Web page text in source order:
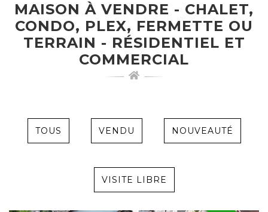
MAISON À VENDRE - CHALET,
CONDO, PLEX, FERMETTE OU
TERRAIN - RÉSIDENTIEL ET
COMMERCIAL
TOUS VENDU NOUVEAUTÉ
VISITE LIBRE